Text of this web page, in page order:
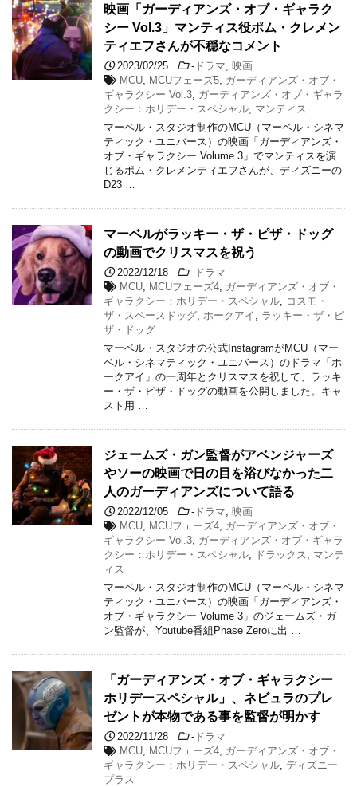
映画「ガーディアンズ・オブ・ギャラク
シー Vol.3」マンティス役ポム・クレメン
ティエフさんが不穏なコメント
2023/02/25 - ドラマ
映画
MCU
MCUフェーズ5
ガーディアンズ・オブ・
ギャラクシー Vol.3
ガーディアンズ・オブ・ギャラ
クシー：ホリデー・スペシャル
マンティス
マーベル・スタジオ制作のMCU（マーベル・シネマ
ティック・ユニバース）の映画「ガーディアンズ・
オブ・ギャラクシー Volume 3」でマンティスを演
じるポム・クレメンティエフさんが、ディズニーの
D23 …
マーベルがラッキー・ザ・ピザ・ドッグ
の動画でクリスマスを祝う
2022/12/18 - ドラマ
MCU
MCUフェーズ4
ガーディアンズ・オブ・
ギャラクシー：ホリデー・スペシャル
コスモ・
ザ・スペースドッグ
ホークアイ
ラッキー・ザ・ピ
ザ・ドッグ
マーベル・スタジオの公式InstagramがMCU（マー
ベル・シネマティック・ユニバース）のドラマ「ホ
ークアイ」の一周年とクリスマスを祝して、ラッキ
ー・ザ・ピザ・ドッグの動画を公開しました。キャ
スト用 …
ジェームズ・ガン監督がアベンジャーズ
やソーの映画で日の目を浴びなかった二
人のガーディアンズについて語る
2022/12/05 - ドラマ
映画
MCU
MCUフェーズ4
ガーディアンズ・オブ・
ギャラクシー Vol.3
ガーディアンズ・オブ・ギャラ
クシー：ホリデー・スペシャル
ドラックス
マンテ
ィス
マーベル・スタジオ制作のMCU（マーベル・シネマ
ティック・ユニバース）の映画「ガーディアンズ・
オブ・ギャラクシー Volume 3」のジェームズ・ガ
ン監督が、Youtube番組Phase Zeroに出 …
「ガーディアンズ・オブ・ギャラクシー
ホリデースペシャル」、ネビュラのプレ
ゼントが本物である事を監督が明かす
2022/11/28 - ドラマ
MCU
MCUフェーズ4
ガーディアンズ・オブ・
ギャラクシー：ホリデー・スペシャル
ディズニー
プラス